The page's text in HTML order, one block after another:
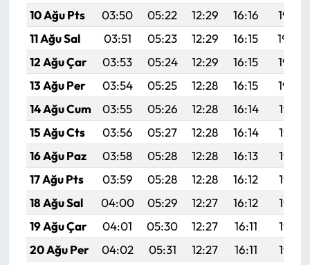
10 Ağu Pts
03:50 05:22 12:29 16:16
19:25
11 Ağu Sal
03:51 05:23 12:29 16:15
19:24
12 Ağu Çar
03:53 05:24 12:29 16:15
19:23
13 Ağu Per
03:54 05:25 12:28 16:15
19:22
14 Ağu Cum
03:55 05:26 12:28 16:14
19:21
15 Ağu Cts
03:56 05:27 12:28 16:14
19:19
16 Ağu Paz
03:58 05:28 12:28 16:13
19:18
17 Ağu Pts
03:59 05:28 12:28 16:12
19:17
18 Ağu Sal
04:00 05:29 12:27 16:12
19:15
19 Ağu Çar
04:01 05:30 12:27 16:11
19:14
20 Ağu Per
04:02 05:31 12:27 16:11
19:13